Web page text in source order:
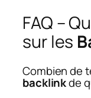
FAQ –
sur les
Combien de
backlinkde